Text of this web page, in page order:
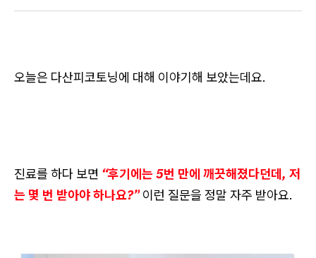
오늘은 다산피코토닝에 대해 이야기해 보았는데요.
진료를 하다 보면 “후기에는 5번 만에 깨끗해졌다던데, 저
는 몇 번 받아야 하나요?” 이런 질문을 정말 자주 받아요.